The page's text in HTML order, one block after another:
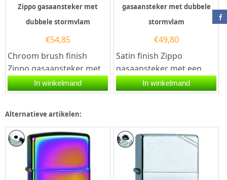
Zippo gasaansteker met
dubbele stormvlam
€54,85
Chroom brush finish
Zippo gasaansteker met
een dubbele
stormvlam. Deze Zippo
In winkelmand
gasaansteker met dubbele
stormvlam
€49,80
Satin finish Zippo
gasaansteker met een
dubbele stormvlam. Deze
Zippo aansteker heeft
In winkelmand
Alternatieve artikelen: